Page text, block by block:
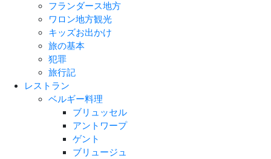
フランダース地方
ワロン地方観光
キッズお出かけ
旅の基本
犯罪
旅行記
レストラン
ベルギー料理
ブリュッセル
アントワープ
ゲント
ブリュージュ